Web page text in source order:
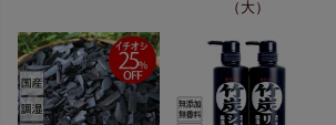
（大）